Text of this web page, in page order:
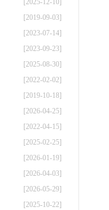
[2025-12-10]
[2019-09-03]
[2023-07-14]
[2023-09-23]
[2025-08-30]
[2022-02-02]
[2019-10-18]
[2026-04-25]
[2022-04-15]
[2025-02-25]
[2026-01-19]
[2026-04-03]
[2026-05-29]
[2025-10-22]